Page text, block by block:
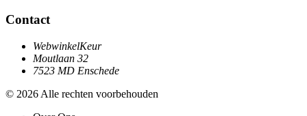
Contact
WebwinkelKeur
Moutlaan 32
7523 MD Enschede
© 2026 Alle rechten voorbehouden